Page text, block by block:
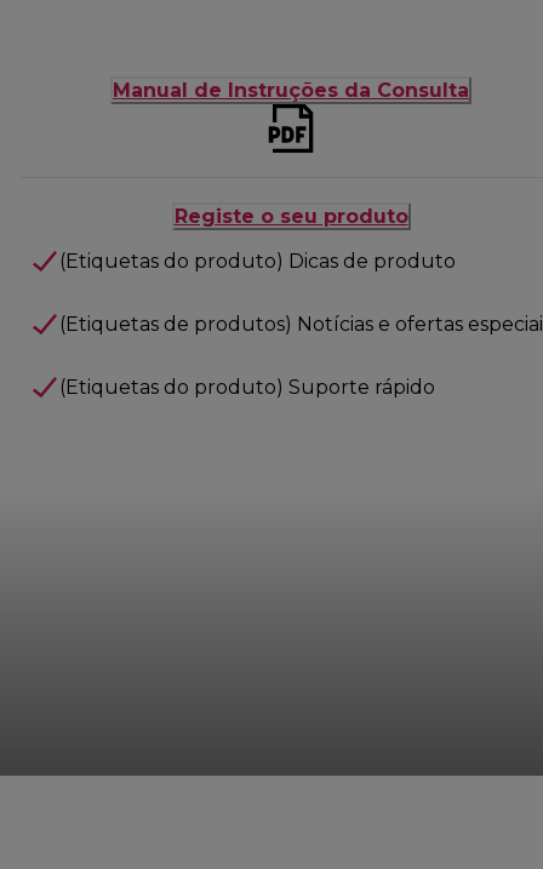
Manual de Instruções da Consulta
Registe o seu produto
(Etiquetas do produto) Dicas de produto
(Etiquetas de produtos) Notícias e ofertas
(Etiquetas do produto) Suporte rápido